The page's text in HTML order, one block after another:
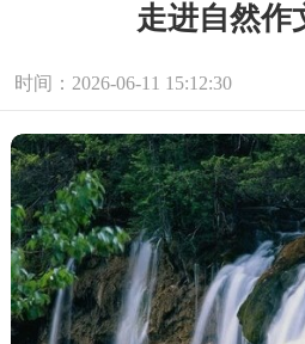
走进自然作
时间：2026-06-11 15:12:30